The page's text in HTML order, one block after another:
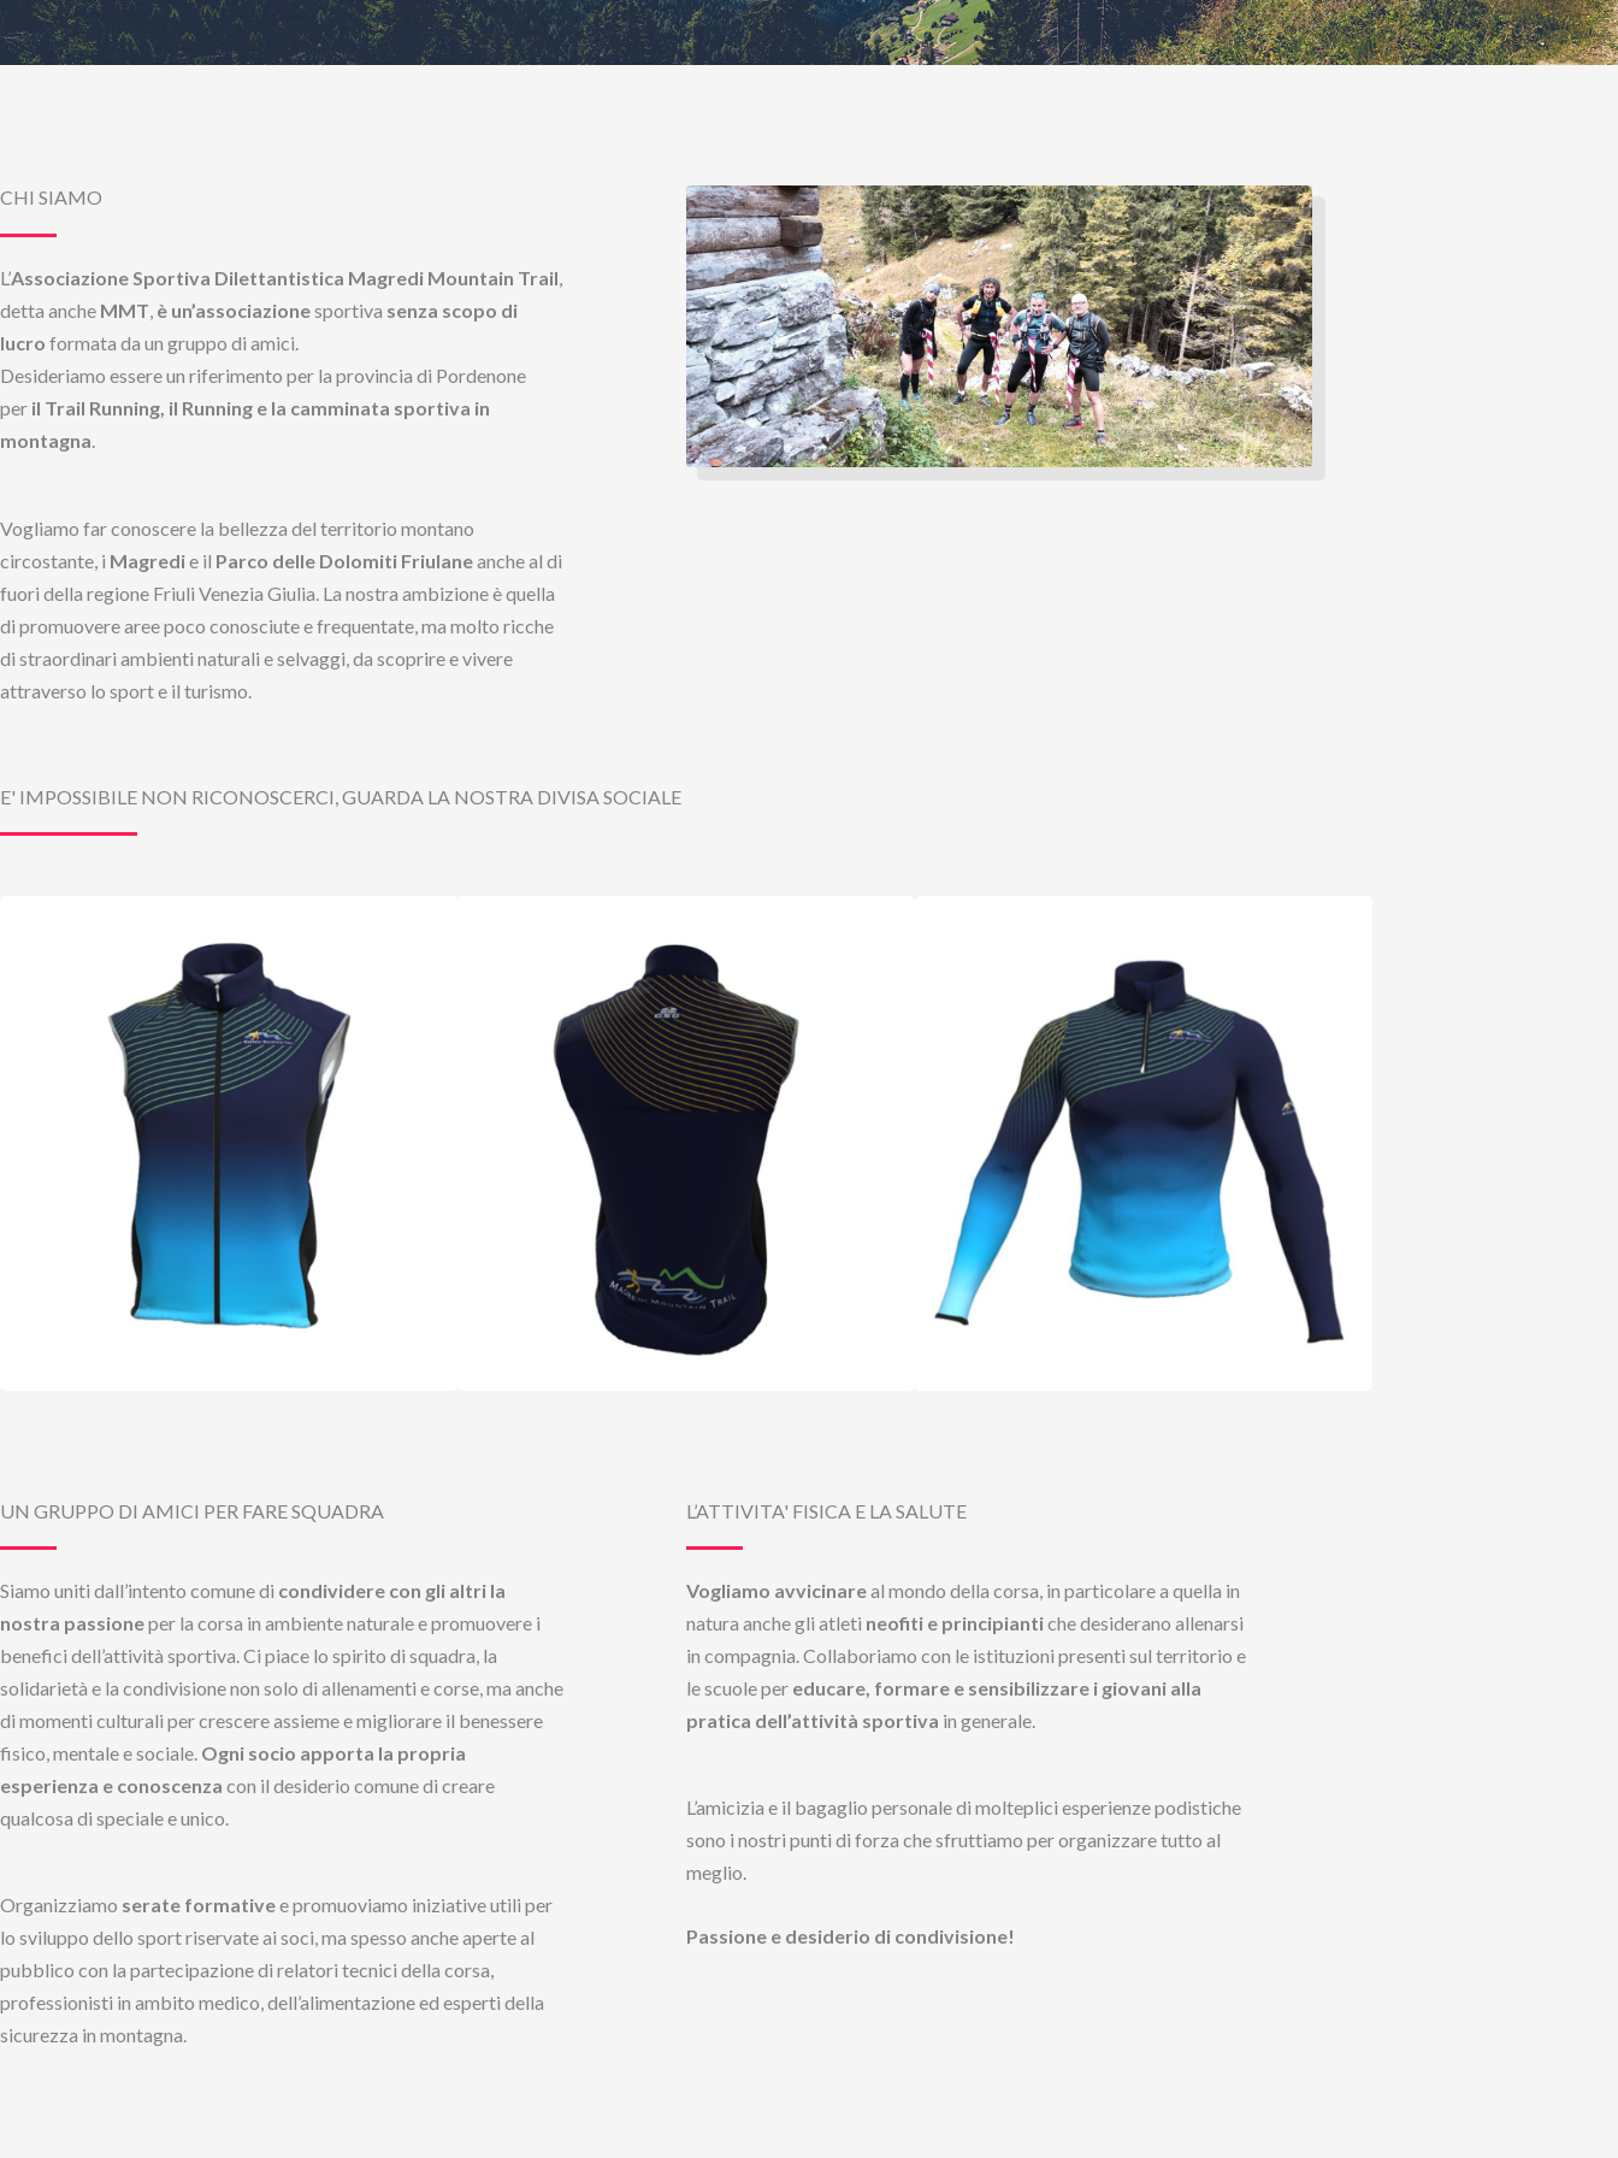
CHI SIAMO
L’Associazione Sportiva Dilettantistica Magredi Mountain Trail,
detta anche MMT, è un’associazionesportiva senza scopo di
lucro formata da un gruppo di amici.
Desideriamo essere un riferimento per la provincia di Pordenone
per il Trail Running, il Running e la camminata sportiva in
montagna.
Vogliamo far conoscere la bellezza del territorio montano
circostante, i Magredie il Parco delle Dolomiti Friulaneanche al di
fuori della regione Friuli Venezia Giulia. La nostra ambizione è quella
di promuovere aree poco conosciute e frequentate, ma molto ricche
di straordinari ambienti naturali e selvaggi, da scoprire e vivere
attraverso lo sport e il turismo.
E' IMPOSSIBILE NON RICONOSCERCI, GUARDA LA NOSTRA DIVISA SOCIALE
UN GRUPPO DI AMICI PER FARE SQUADRA
Siamo uniti dall’intento comune di condividere con gli altri la
nostra passioneper la corsa in ambiente naturale e promuovere i
benefici dell’attività sportiva. Ci piace lo spirito di squadra, la
solidarietà e la condivisione non solo di allenamenti e corse, ma anche
di momenti culturali per crescere assieme e migliorare il benessere
fisico, mentale e sociale. Ogni socio apporta la propria
esperienza e conoscenza con il desiderio comune di creare
qualcosa di speciale e unico.
Organizziamo serate formativee promuoviamo iniziative utili per
lo sviluppo dello sport riservate ai soci, ma spesso anche aperte al
pubblico con la partecipazione di relatori tecnici della corsa,
professionisti in ambito medico, dell’alimentazione ed esperti della
sicurezza in montagna.
L’ATTIVITA' FISICA E LA SALUTE
Vogliamo avvicinareal mondo della corsa, in particolare a quella in
natura anche gli atleti neofiti e principiantiche desiderano allenarsi
in compagnia. Collaboriamo con le istituzioni presenti sul territorio e
le scuole per educare, formare e sensibilizzare i giovani alla
pratica dell’attività sportiva in generale.
L’amicizia e il bagaglio personale di molteplici esperienze podistiche
sono i nostri punti di forza che sfruttiamo per organizzare tutto al
meglio.
Passione e desiderio di condivisione!